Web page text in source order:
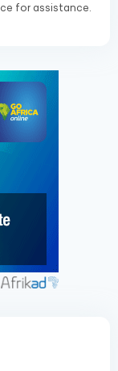
for assistance.